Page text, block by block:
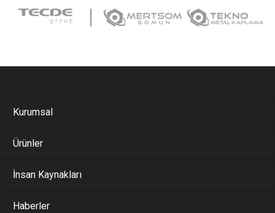
Kurumsal
Ürünler
İnsan Kaynakları
Haberler